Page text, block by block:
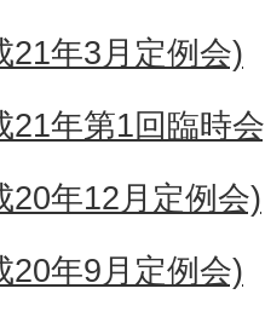
21年3月定例会)
21年第1回臨時
20年12月定例会)
20年9月定例会)